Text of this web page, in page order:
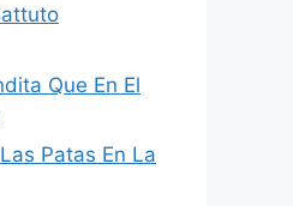
Que En El
Patas En La